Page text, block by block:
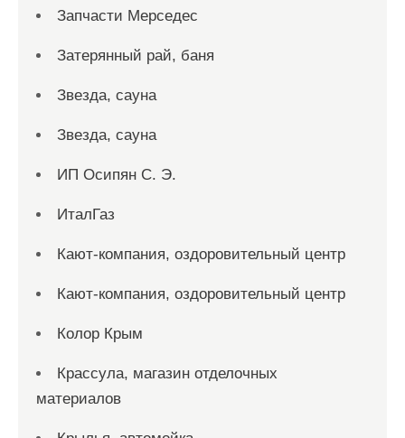
Запчасти Мерседес
Затерянный рай, баня
Звезда, сауна
Звезда, сауна
ИП Осипян С. Э.
ИталГаз
Кают-компания, оздоровительный центр
Кают-компания, оздоровительный центр
Колор Крым
Крассула, магазин отделочных
материалов